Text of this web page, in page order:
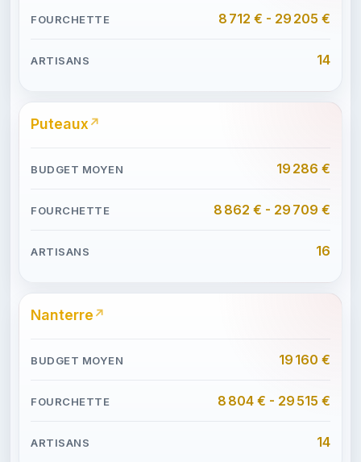
8 712 € - 29 205 €
14
Puteaux
19 286 €
8 862 € - 29 709 €
16
Nanterre
19 160 €
8 804 € - 29 515 €
14